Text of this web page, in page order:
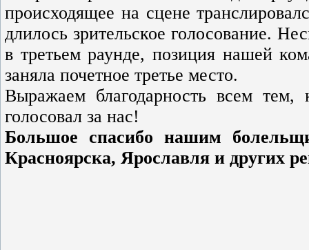
происходящее на сцене
длилось зрительское голосование.
в третьем раунде, позиция нашей
заняла почетное третье место.
Выражаем благодарность всем
голосовал за нас!
Большое спасибо нашим
Красноярска, Ярославля и других